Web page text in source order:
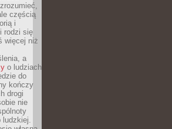
częścią
i
rodzi się
więcej niż
a
o ludziach
do
kończy
drogi
nie
ludzkiej.